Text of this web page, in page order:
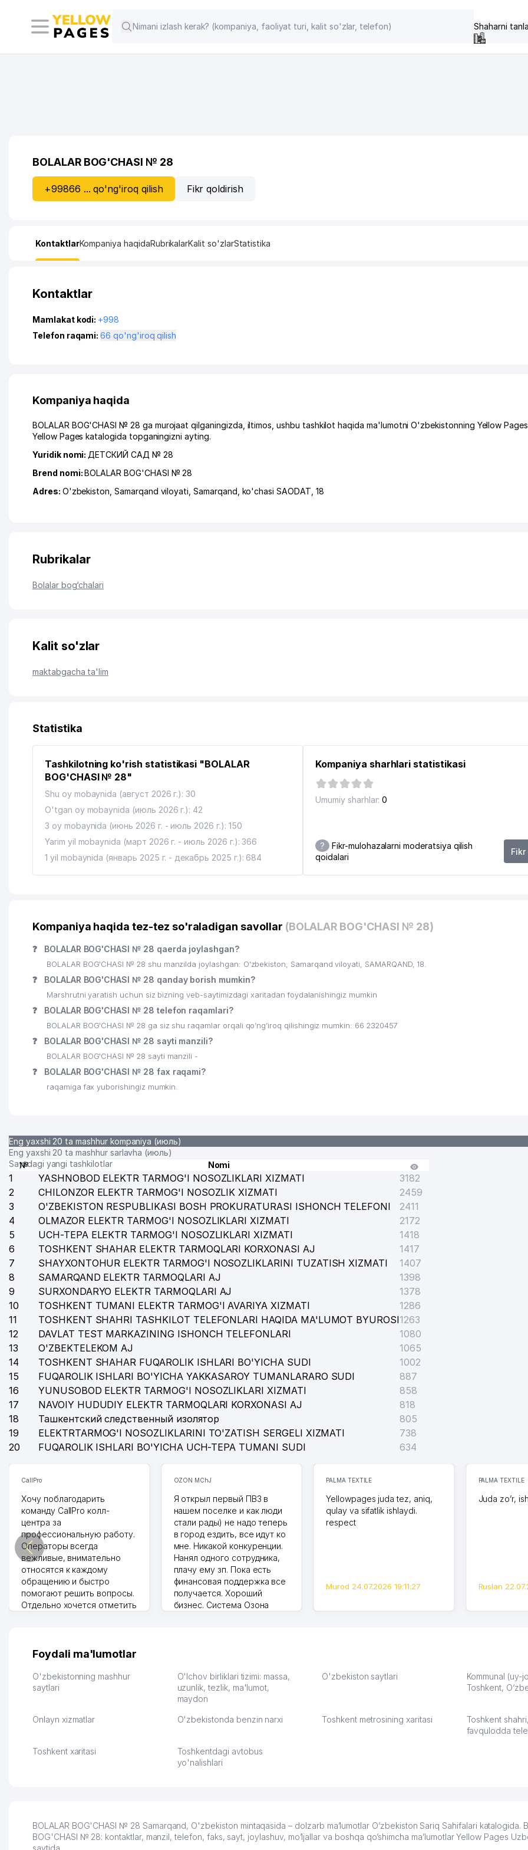
Shaharni
BOLALAR BOG'CHASI № 28
+99866 ... qo'ng'iroq qilish Fikr qoldirish
KontaktlarKompaniya haqidaRubrikalarKalit so'zlarStatistika
Kontaktlar
Mamlakat kodi: +998
Telefon raqami:
66 qo'ng'iroq qilish
Kompaniya haqida
BOLALAR BOG'CHASI № 28 ga murojaat qilganingizda, iltimos, ushbu tashkilot haqida ma'lumotni O'zbekistonning Yellow
Yellow Pages katalogida topganingizni ayting.
Yuridik nomi: ДЕТСКИЙ САД № 28
Brend nomi:BOLALAR BOG'CHASI № 28
Adres: O'zbekiston,Samarqand viloyati ,Samarqand ko'chasi SAODAT , 18
Rubrikalar
Bolalar bog‘chalari
Kalit so'zlar
maktabgacha ta'lim
Statistika
Tashkilotning ko'rish statistikasi "BOLALAR
BOG'CHASI № 28"
Shu oy mobaynida (август 2026 г.): 30
O'tgan oy mobaynida (июль 2026 г.): 42
3 oy mobaynida (июнь 2026 г. - июль 2026 г.): 150
Yarim yil mobaynida (март 2026 г. - июль 2026 г.): 366
1 yil mobaynida (январь 2025 г. - декабрь 2025 г.): 684
Kompaniya sharhlari statistikasi
Umumiy sharhlar: 0
?
Fikr-mulohazalarni moderatsiya qilish
qoidalari
Kompaniya haqida tez-tez so'raladigan savollar (BOLALAR BOG'CHASI № 28)
❓ BOLALAR BOG'CHASI № 28 qaerda joylashgan?
BOLALAR BOG'CHASI № 28 shu manzilda joylashgan: O'zbekiston, Samarqand viloyati, SAMARQAND, 18.
❓ BOLALAR BOG'CHASI № 28 qanday borish mumkin?
Marshrutni yaratish uchun siz bizning veb-saytimizdagi xaritadan foydalanishingiz mumkin
❓ BOLALAR BOG'CHASI № 28 telefon raqamlari?
BOLALAR BOG'CHASI № 28 ga siz shu raqamlar orqali qo’ng’iroq qilishingiz mumkin: 66 2320457
❓ BOLALAR BOG'CHASI № 28 sayti manzili?
BOLALAR BOG'CHASI № 28 sayti manzili -
❓ BOLALAR BOG'CHASI № 28 fax raqami?
raqamiga fax yuborishingiz mumkin.
Eng yaxshi 20 ta mashhur kompaniya (июль)
Eng yaxshi 20 ta mashhur sarlavha (июль)
Saytdagi yangi tashkilotlar
№ Nomi
1 YASHNOBOD ELEKTR TARMOG'I NOSOZLIKLARI XIZMATI
3182
2
CHILONZOR ELEKTR TARMOG'I NOSOZLIK XIZMATI
2459
3
O'ZBEKISTON RESPUBLIKASI BOSH PROKURATURASI ISHONCH TELEFONI
2411
4
OLMAZOR ELEKTR TARMOG'I NOSOZLIKLARI XIZMATI
2172
5
UCH-TEPA ELEKTR TARMOG'I NOSOZLIKLARI XIZMATI
1418
6
TOSHKENT SHAHAR ELEKTR TARMOQLARI KORXONASI AJ
1417
7
SHAYXONTOHUR ELEKTR TARMOG'I NOSOZLIKLARINI TUZATISH XIZMATI
1407
8
SAMARQAND ELEKTR TARMOQLARI AJ
1398
9
SURXONDARYO ELEKTR TARMOQLARI AJ
1378
10
TOSHKENT TUMANI ELEKTR TARMOG'I AVARIYA XIZMATI
1286
11
TOSHKENT SHAHRI TASHKILOT TELEFONLARI HAQIDA MA'LUMOT BYUROSI1263
12
DAVLAT TEST MARKAZINING ISHONCH TELEFONLARI
1080
13
O'ZBEKTELEKOM AJ
1065
14
TOSHKENT SHAHAR FUQAROLIK ISHLARI BO'YICHA SUDI
1002
15
FUQAROLIK ISHLARI BO'YICHA YAKKASAROY TUMANLARARO SUDI
887
16
YUNUSOBOD ELEKTR TARMOG'I NOSOZLIKLARI XIZMATI
858
17
NAVOIY HUDUDIY ELEKTR TARMOQLARI KORXONASI AJ
818
18
Ташкентский следственный изолятор
805
19
ELEKTRTARMOG'I NOSOZLIKLARINI TO'ZATISH SERGELI XIZMATI
738
20
FUQAROLIK ISHLARI BO'YICHA UCH-TEPA TUMANI SUDI 634
CallPro
Хочу поблагодарить
команду CallPro колл-
центра за
профессиональную работу.
Операторы всегда
вежливые, внимательно
относятся к каждому
обращению и быстро
помогают решить вопросы.
Отдельно хочется отметить
их работе значительно
обслуживания клиентов.
Рекомендую этот колл-
Vip Brand 31.07.2026 11:43:39
OZON MChJ
Я открыл первый ПВЗ в
нашем поселке и как люди
стали рады) не надо теперь
в город ездить, все идут ко
мне. Никакой конкуренции.
Нанял одного сотрудника,
плачу ему зп. Пока есть
финансовая поддержка все
получается. Хороший
бизнес. Система Озона
тут у нас уже есть ПВЗ.
Выгодное дело и
спокойное.
PALMA TEXTILE
Yellowpages juda tez, aniq,
qulay va sifatlik ishlaydi.
respect
Murod 24.07.2026 19:11:27
PALMA TEXTILE
Juda zo’r,
Ruslan
Foydali ma'lumotlar
O'zbekistonning mashhur
saytlari
O'lchov birliklari tizimi: massa,
uzunlik, tezlik, ma'lumot,
maydon
O'zbekiston saytlari
Kommunal (uy-
Toshkent,
Onlayn xizmatlar O'zbekistonda benzin narxi Toshkent metrosining xaritasi
Toshkent
favqulodda
Toshkent xaritasi
Toshkentdagi avtobus
yo'nalishlari
BOLALAR BOG'CHASI № 28 Samarqand, O'zbekiston mintaqasida – dolzarb ma’lumotlar O’zbekiston Sariq Sahifalari katalogida.
BOG'CHASI № 28: kontaktlar, manzil, telefon, faks, sayt, joylashuv, mo’ljallar va boshqa qo’shimcha ma’lumotlar Yellow Pages
saytida.